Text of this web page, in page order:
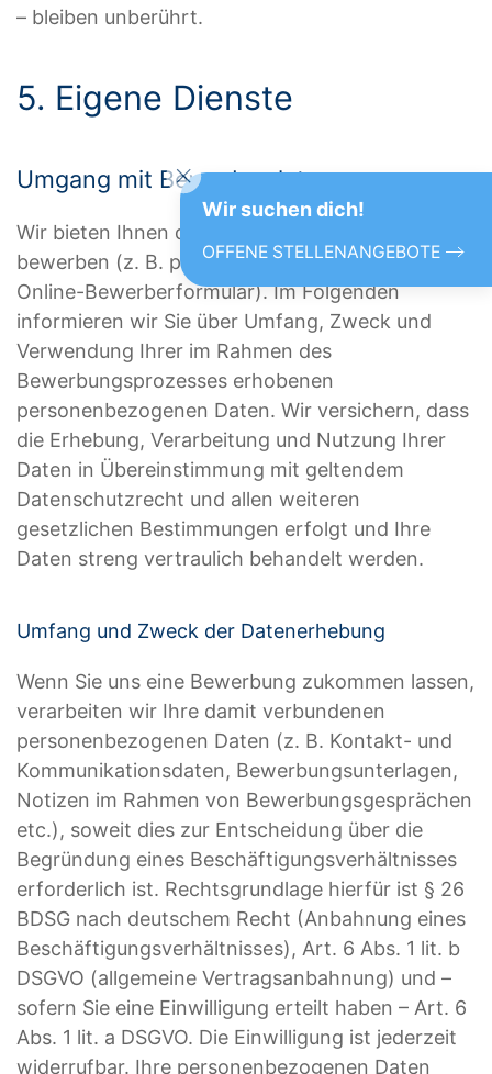
– bleiben unberührt.
5. Eigene Dienste
Umgang mit Bewerberdaten
Wir bieten Ihnen die Möglichkeit, sich bei uns zu
bewerben (z. B. per E-Mail, postalisch oder via
Online-Bewerberformular). Im Folgenden
informieren wir Sie über Umfang, Zweck und
Verwendung Ihrer im Rahmen des
Bewerbungsprozesses erhobenen
personenbezogenen Daten. Wir versichern, dass
die Erhebung, Verarbeitung und Nutzung Ihrer
Daten in Übereinstimmung mit geltendem
Datenschutzrecht und allen weiteren
gesetzlichen Bestimmungen erfolgt und Ihre
Daten streng vertraulich behandelt werden.
Umfang und Zweck der Datenerhebung
Wenn Sie uns eine Bewerbung zukommen lassen,
verarbeiten wir Ihre damit verbundenen
personenbezogenen Daten (z. B. Kontakt- und
Kommunikationsdaten, Bewerbungsunterlagen,
Notizen im Rahmen von Bewerbungsgesprächen
etc.), soweit dies zur Entscheidung über die
Begründung eines Beschäftigungsverhältnisses
erforderlich ist. Rechtsgrundlage hierfür ist § 26
BDSG nach deutschem Recht (Anbahnung eines
Beschäftigungsverhältnisses), Art. 6 Abs. 1 lit. b
DSGVO (allgemeine Vertragsanbahnung) und –
sofern Sie eine Einwilligung erteilt haben – Art. 6
Abs. 1 lit. a DSGVO. Die Einwilligung ist jederzeit
widerrufbar. Ihre personenbezogenen Daten
Wir suchen dich!
OFFENE STELLENANGEBOTE